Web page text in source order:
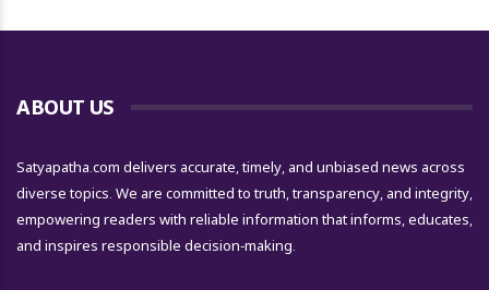
ABOUT US
Satyapatha.com delivers accurate, timely, and unbiased news across
diverse topics. We are committed to truth, transparency, and integrity,
empowering readers with reliable information that informs, educates,
and inspires responsible decision-making.